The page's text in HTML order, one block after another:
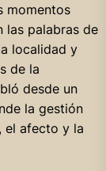
momentos
las palabras de
localidad y
de la
desde un
la gestión
el afecto y la